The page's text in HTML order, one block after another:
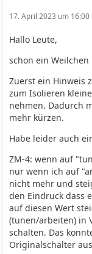
17. April 2023 um 16:00
Hallo Leute,
schon ein
Zuerst ein Hinweis
zum Isolieren
nehmen. Dadurch
mehr kürzen.
Habe leider auch
ZM-4: wenn auf
nur wenn ich auf
nicht mehr und
den Eindruck dass
auf diesen Wert
(tunen/arbeiten) in
schalten. Das
Originalschalter